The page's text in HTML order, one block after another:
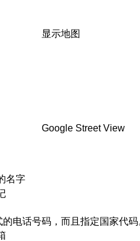
显示地图
Google Street View
名字
电话号码，而且指定国家代码